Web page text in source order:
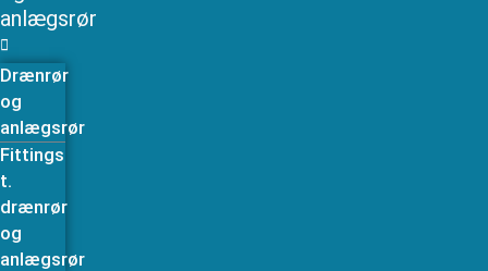
anlægsrør
Drænrør
og
anlægsrør
Fittings
t.
drænrør
og
anlægsrør